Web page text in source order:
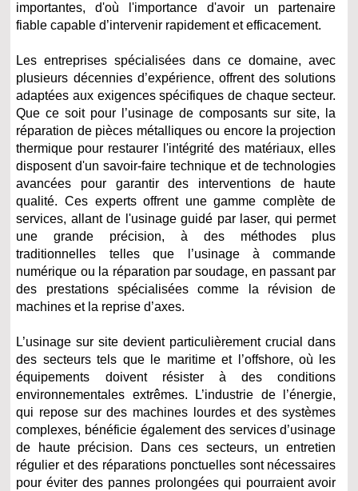
importantes, d'où l'importance d'avoir un partenaire
fiable capable d’intervenir rapidement et efficacement.
Les entreprises spécialisées dans ce domaine, avec
plusieurs décennies d’expérience, offrent des solutions
adaptées aux exigences spécifiques de chaque secteur.
Que ce soit pour l’usinage de composants sur site, la
réparation de pièces métalliques ou encore la projection
thermique pour restaurer l'intégrité des matériaux, elles
disposent d'un savoir-faire technique et de technologies
avancées pour garantir des interventions de haute
qualité. Ces experts offrent une gamme complète de
services, allant de l'usinage guidé par laser, qui permet
une grande précision, à des méthodes plus
traditionnelles telles que l’usinage à commande
numérique ou la réparation par soudage, en passant par
des prestations spécialisées comme la révision de
machines et la reprise d’axes.
L’usinage sur site devient particulièrement crucial dans
des secteurs tels que le maritime et l’offshore, où les
équipements doivent résister à des conditions
environnementales extrêmes. L’industrie de l’énergie,
qui repose sur des machines lourdes et des systèmes
complexes, bénéficie également des services d’usinage
de haute précision. Dans ces secteurs, un entretien
régulier et des réparations ponctuelles sont nécessaires
pour éviter des pannes prolongées qui pourraient avoir